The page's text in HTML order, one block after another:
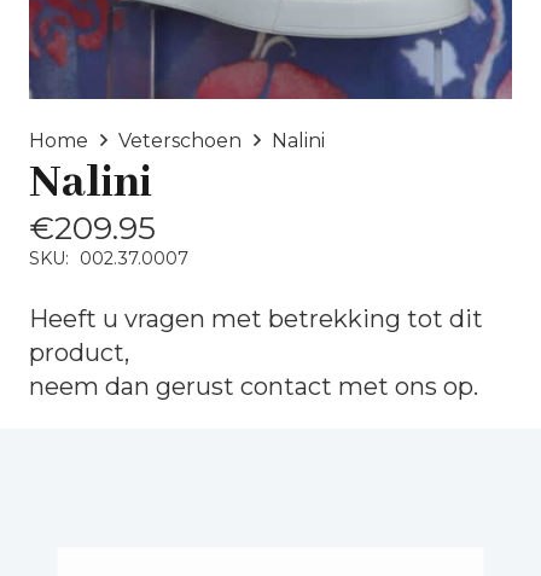
Home Veterschoen Nalini
Nalini
€209.95
SKU: 002.37.0007
Heeft u vragen met betrekking tot dit
product,
neem dan gerust contact met ons op.